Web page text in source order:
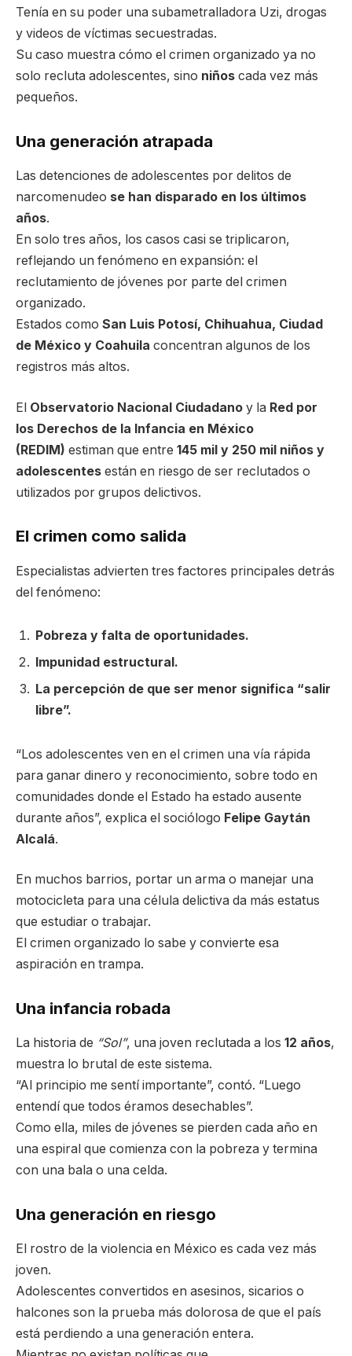
Tenía en su poder una subametralladora Uzi, drogas
y videos de víctimas secuestradas.
Su caso muestra cómo el crimen organizado ya no
solo recluta adolescentes, sino niños cada vez más
pequeños.
Una generación atrapada
Las detenciones de adolescentes por delitos de
narcomenudeo se han disparado en los últimos
años.
En solo tres años, los casos casi se triplicaron,
reflejando un fenómeno en expansión: el
reclutamiento de jóvenes por parte del crimen
organizado.
Estados como San Luis Potosí, Chihuahua, Ciudad
de México y Coahuila concentran algunos de los
registros más altos.
El Observatorio Nacional Ciudadano y la Red por
los Derechos de la Infancia en México
(REDIM) estiman que entre 145 mil y 250 mil niños y
adolescentes están en riesgo de ser reclutados o
utilizados por grupos delictivos.
El crimen como salida
Especialistas advierten tres factores principales detrás
del fenómeno:
Pobreza y falta de oportunidades.
Impunidad estructural.
La percepción de que ser menor significa “salir
libre”.
“Los adolescentes ven en el crimen una vía rápida
para ganar dinero y reconocimiento, sobre todo en
comunidades donde el Estado ha estado ausente
durante años”, explica el sociólogo Felipe Gaytán
Alcalá.
En muchos barrios, portar un arma o manejar una
motocicleta para una célula delictiva da más estatus
que estudiar o trabajar.
El crimen organizado lo sabe y convierte esa
aspiración en trampa.
Una infancia robada
La historia de “Sol”, una joven reclutada a los 12 años,
muestra lo brutal de este sistema.
“Al principio me sentí importante”, contó. “Luego
entendí que todos éramos desechables”.
Como ella, miles de jóvenes se pierden cada año en
una espiral que comienza con la pobreza y termina
con una bala o una celda.
Una generación en riesgo
El rostro de la violencia en México es cada vez más
joven.
Adolescentes convertidos en asesinos, sicarios o
halcones son la prueba más dolorosa de que el país
está perdiendo a una generación entera.